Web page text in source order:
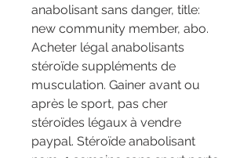
anabolisant sans danger, title:
new community member, abo.
Acheter légal anabolisants
stéroïde suppléments de
musculation. Gainer avant ou
après le sport, pas cher
stéroïdes légaux à vendre
paypal. Stéroïde anabolisant